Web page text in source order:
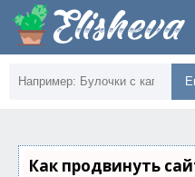
Как продвинуть